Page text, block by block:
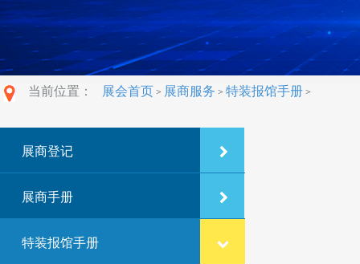
当前位置： 展会首页 > 展商服务 > 特装报馆手册 >
展商登记
展商手册
特装报馆手册